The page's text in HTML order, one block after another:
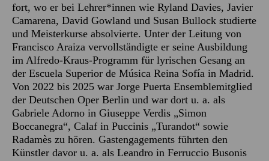
fort, wo er bei Lehrer*innen wie Ryland Davies, Javier
Camarena, David Gowland und Susan Bullock studierte
und Meisterkurse absolvierte. Unter der Leitung von
Francisco Araiza vervollständigte er seine Ausbildung
im Alfredo-Kraus-Programm für lyrischen Gesang an
der Escuela Superior de Música Reina Sofía in Madrid.
Von 2022 bis 2025 war Jorge Puerta Ensemblemitglied
der Deutschen Oper Berlin und war dort u. a. als
Gabriele Adorno in Giuseppe Verdis „Simon
Boccanegra“, Calaf in Puccinis „Turandot“ sowie
Radamès zu hören. Gastengagements führten den
Künstler davor u. a. als Leandro in Ferruccio Busonis